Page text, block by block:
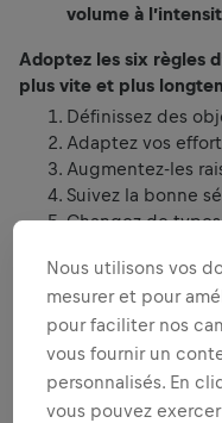
volume à
Adoptez les six règles
plus vite et plus
Définissez des
Adaptez vos
Augmentez-les
Suivez la bonne
Changez de
l’effort et la
Bon, assez de théorie.
d’entraînement pour
3h30 sur un marathon)
Nous utilisons vos
mesurer et pour
pour faciliter nos
vous fournir un
personnalisés. En
vous pouvez